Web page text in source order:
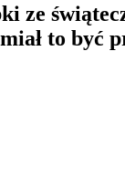
ze
to być